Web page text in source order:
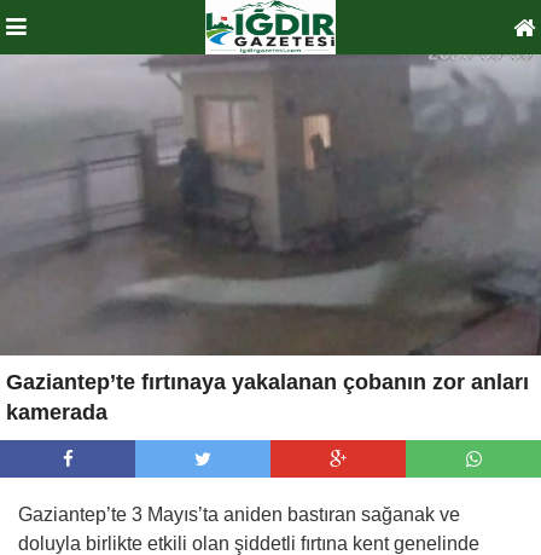
Gaziantep’te fırtınaya yakalanan çobanın zor anları
kamerada
Gaziantep’te 3 Mayıs’ta aniden bastıran sağanak ve
doluyla birlikte etkili olan şiddetli fırtına kent genelinde